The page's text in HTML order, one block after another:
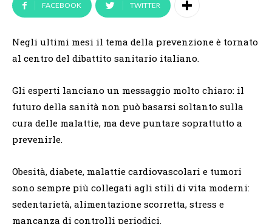
FACEBOOK TWITTER
Negli ultimi mesi il tema della prevenzione è tornato
al centro del dibattito sanitario italiano.
Gli esperti lanciano un messaggio molto chiaro: il
futuro della sanità non può basarsi soltanto sulla
cura delle malattie, ma deve puntare soprattutto a
prevenirle.
Obesità, diabete, malattie cardiovascolari e tumori
sono sempre più collegati agli stili di vita moderni:
sedentarietà, alimentazione scorretta, stress e
mancanza di controlli periodici.